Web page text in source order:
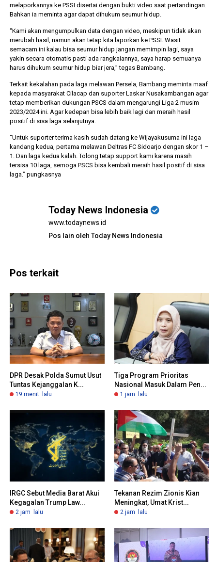
melaporkannya ke PSSI disertai dengan bukti video saat pertandingan.
Bahkan ia meminta agar dapat dihukum seumur hidup.
“Kami akan mengumpulkan data dengan video, meskipun tidak akan
merubah hasil, namun akan tetap kita laporkan ke PSSI. Wasit
semacam ini kalau bisa seumur hidup jangan memimpin lagi, saya
yakin secara otomatis pasti ada rangkaiannya, saya harap semuanya
harus dihukum seumur hidup biar jera,” tegas Bambang.
Terkait kekalahan pada laga melawan Persela, Bambang meminta maaf
kepada masyarakat Cilacap dan suporter Laskar Nusakambangan agar
tetap memberikan dukungan PSCS dalam mengarungi Liga 2 musim
2023/2024 ini. Agar kedepan bisa lebih baik lagi dan meraih hasil
positif di sisa laga selanjutnya.
“Untuk suporter terima kasih sudah datang ke Wijayakusuma ini laga
kandang kedua, pertama melawan Deltras FC Sidoarjo dengan skor 1 –
1. Dan laga kedua kalah. Tolong tetap support kami karena masih
tersisa 10 laga, semoga PSCS bisa kembali meraih hasil positif di sisa
laga.” pungkasnya
Today News Indonesia
www.todaynews.id
Pos lain oleh Today News Indonesia
Pos terkait
DPR Desak Polda Sumut Usut
Tuntas Kejanggalan K...
19 menit lalu
Tiga Program Prioritas
Nasional Masuk Dalam Pen...
1 jam lalu
IRGC Sebut Media Barat Akui
Kegagalan Trump Law...
2 jam lalu
Tekanan Rezim Zionis Kian
Meningkat, Umat Krist...
2 jam lalu